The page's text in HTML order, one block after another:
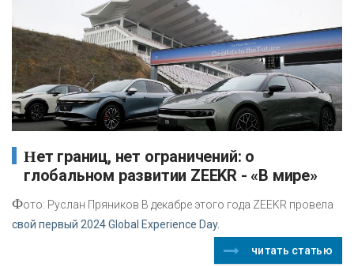
Нет границ, нет ограничений: о
глобальном развитии ZEEKR - «В мире»
Фото: Руслан Пряников В декабре этого года ZEEKR провела
свой первый 2024 Global Experience Day.
читать статью